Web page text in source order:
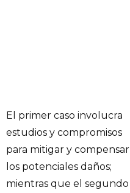
El primer caso involucra
estudios y compromisos
para mitigar y compensar
los potenciales daños;
mientras que el segundo